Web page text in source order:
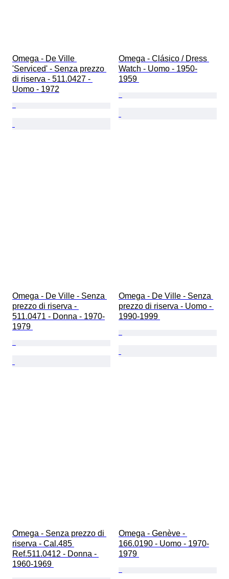
Omega - De Ville
'Serviced' - Senza prezzo
di riserva - 511.0427 -
Uomo - 1972
Omega - Clásico / Dress
Watch - Uomo - 1950-
1959
Omega - De Ville - Senza
prezzo di riserva -
511.0471 - Donna - 1970-
1979
Omega - De Ville - Senza
prezzo di riserva - Uomo -
1990-1999
Omega - Senza prezzo di
riserva - Cal.485
Ref.511.0412 - Donna -
1960-1969
Omega - Genève -
166.0190 - Uomo - 1970-
1979